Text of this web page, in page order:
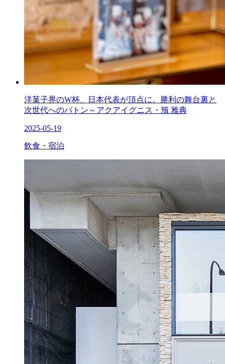
洋菓子界のW杯、日本代表が頂点に。勝利の舞台裏と
次世代へのバトン～アクアイグニス・籏 雅典
2025-05-19
飲食・宿泊